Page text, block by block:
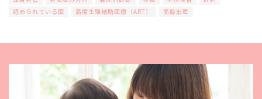
認められている国
高度生殖補助医療（ART） 高齢出産